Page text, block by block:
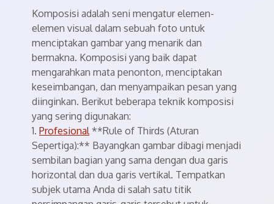
Komposisi adalah seni mengatur elemen-
elemen visual dalam sebuah foto untuk
menciptakan gambar yang menarik dan
bermakna. Komposisi yang baik dapat
mengarahkan mata penonton, menciptakan
keseimbangan, dan menyampaikan pesan yang
diinginkan. Berikut beberapa teknik komposisi
yang sering digunakan:
1. Profesional**Rule of Thirds (Aturan
Sepertiga):** Bayangkan gambar dibagi menjadi
sembilan bagian yang sama dengan dua garis
horizontal dan dua garis vertikal. Tempatkan
subjek utama Anda di salah satu titik